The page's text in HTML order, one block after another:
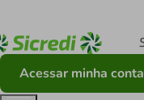
Acessar minha conta